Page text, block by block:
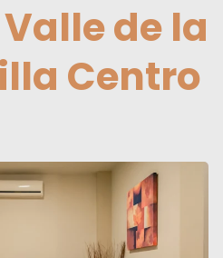
de la
Centro